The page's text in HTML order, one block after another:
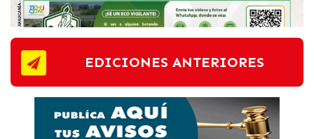
EDICIONES ANTERIORES